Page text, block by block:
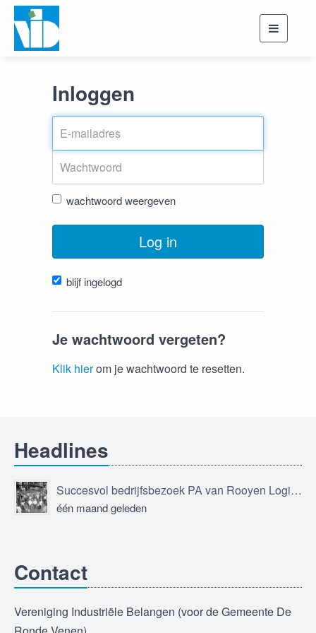
Toggle
Inloggen
wachtwoord weergeven
Log in
blijf ingelogd
Je wachtwoord vergeten?
Klik hierom je wachtwoord te resetten.
Headlines
Succesvol bedrijfsbezoek PA van Rooyen Logistics
één maand geleden
Contact
Vereniging Industriële Belangen (voor de Gemeente De